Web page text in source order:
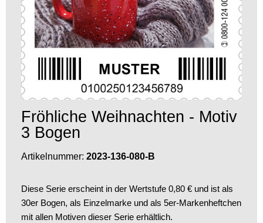
Fröhliche Weihnachten - Motiv
3 Bogen
Artikelnummer: 2023-136-080-B
Diese Serie erscheint in der Wertstufe 0,80 € und ist als
30er Bogen, als Einzelmarke und als 5er-Markenheftchen
mit allen Motiven dieser Serie erhältlich.